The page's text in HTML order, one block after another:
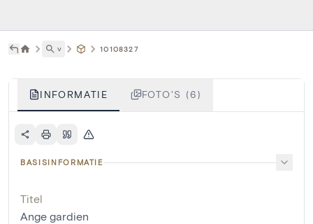
˅ 10108327
INFORMATIE FOTO'S (6)
BASISINFORMATIE
Titel
Ange gardien